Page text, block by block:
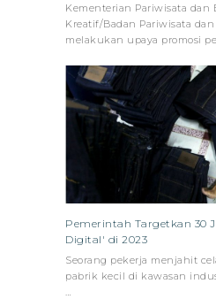
Kementerian Pariwisata dan
Kreatif/Badan Pariwisata
melakukan upaya promosi
Pemerintah Targetkan 30
Digital' di 2023
Seorang pekerja menjahit
pabrik kecil di kawasan